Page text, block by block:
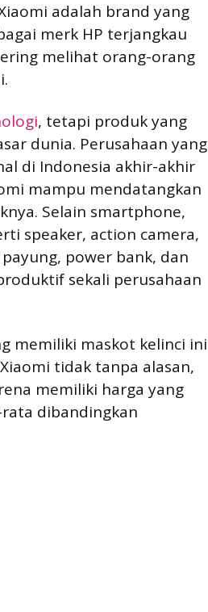
adalah brand yang
merk HP terjangkau
melihat orang-orang
, tetapi produk yang
dunia. Perusahaan yang
di Indonesia akhir-akhir
mampu mendatangkan
Selain smartphone,
speaker, action camera,
power bank, dan
sekali perusahaan
memiliki maskot kelinci ini
tidak tanpa alasan,
memiliki harga yang
dibandingkan